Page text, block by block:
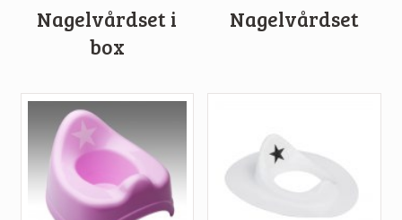
Nagelvårdset i
box
Nagelvårdset